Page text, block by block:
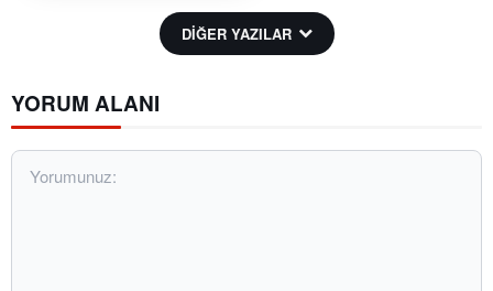
DİĞER YAZILAR
YORUM ALANI